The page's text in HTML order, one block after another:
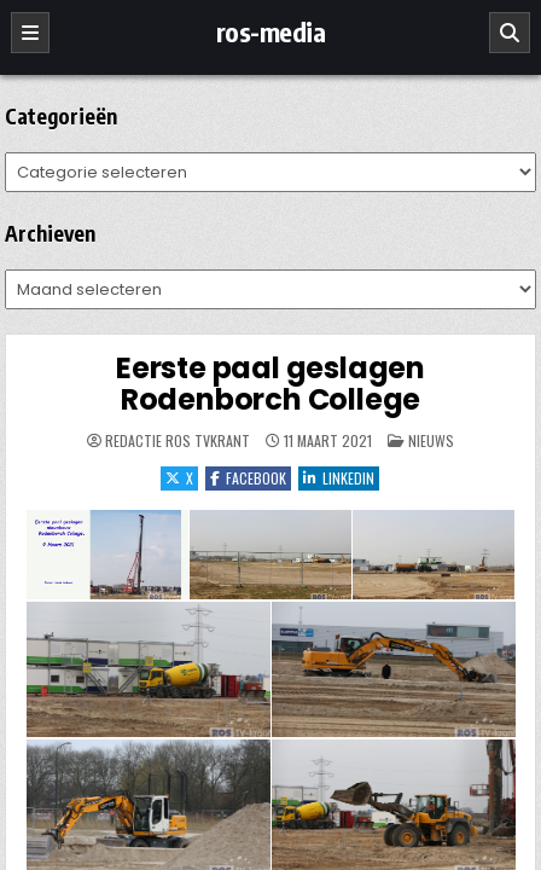
Ga
naar
de
inhoud
ros-media
Categorieën
Categorieën
Archieven
Archieven
Eerste paal geslagen
Rodenborch College
REDACTIE ROS TVKRANT 11 MAART 2021 GEPLAATST
IN
NIEUWS
X
FACEBOOK LINKEDIN